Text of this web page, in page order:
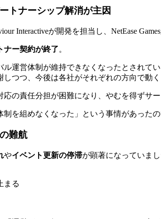
トナーシップ解消が主因
Interactiveが開発を担当し、NetEase
ナー契約が終了。
運営体制が維持できなくなったとされてい
つつ、今後は各社がそれぞれの方向で動
の責任分担が困難になり、やむを得ずサ
を組めなくなった」という事情があったの
難航
やイベント更新の停滞が顕著になっていまし
まる